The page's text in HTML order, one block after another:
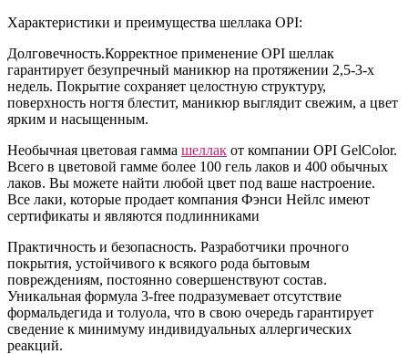
Характеристики и преимущества шеллака OPI:
Долговечность.Корректное применение OPI шеллак
гарантирует безупречный маникюр на протяжении 2,5-3-х
недель. Покрытие сохраняет целостную структуру,
поверхность ногтя блестит, маникюр выглядит свежим, а цвет
ярким и насыщенным.
Необычная цветовая гамма шеллак от компании OPI GelColor.
Всего в цветовой гамме более 100 гель лаков и 400 обычных
лаков. Вы можете найти любой цвет под ваше настроение.
Все лаки, которые продает компания Фэнси Нейлс имеют
сертификаты и являются подлинниками
Практичность и безопасность. Разработчики прочного
покрытия, устойчивого к всякого рода бытовым
повреждениям, постоянно совершенствуют состав.
Уникальная формула 3-free подразумевает отсутствие
формальдегида и толуола, что в свою очередь гарантирует
сведение к минимуму индивидуальных аллергических
реакций.